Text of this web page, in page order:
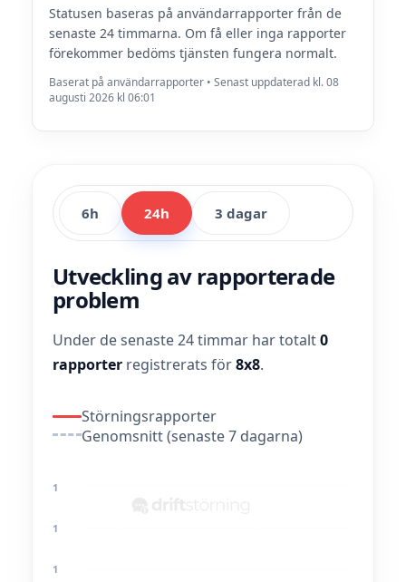
Statusen baseras på användarrapporter från de
senaste 24 timmarna. Om få eller inga rapporter
förekommer bedöms tjänsten fungera normalt.
Baserat på användarrapporter • Senast uppdaterad kl. 08
augusti 2026 kl 06:01
6h 24h 3 dagar
Utveckling av rapporterade
problem
Under de senaste 24 timmar har totalt0
rapporter registrerats för8x8.
Störningsrapporter
Genomsnitt (senaste 7 dagarna)
1
1
1